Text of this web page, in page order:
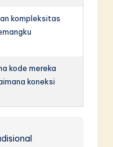
kompleksitas
kode mereka
koneksi